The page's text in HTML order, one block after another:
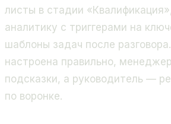
листы в стадии
аналитику с триггерами на
шаблоны задач после
настроена правильно,
подсказки, а руководитель —
по воронке.